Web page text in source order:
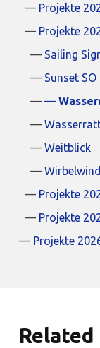
Projekte
Projekte
Sailing
Sunset SO
Weitblick
Wirbelwind
Projekte
Projekte
Projekte